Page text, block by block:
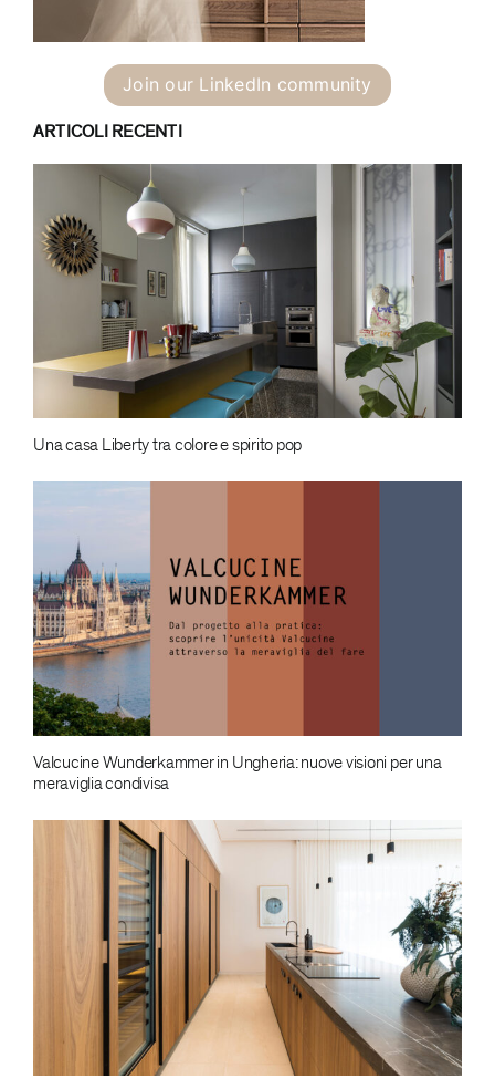
Join our LinkedIn community
ARTICOLI RECENTI
Una casa Liberty tra colore e spirito pop
Valcucine Wunderkammer in Ungheria: nuove visioni per una
meraviglia condivisa